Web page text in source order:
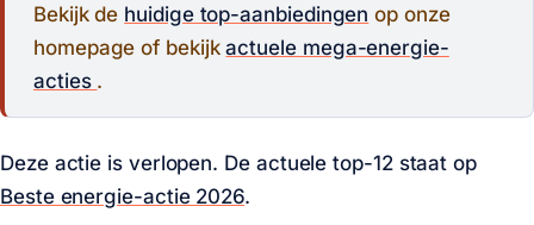
Bekijk de huidige top-aanbiedingen op onze
homepage of bekijkactuele mega-energie-
acties .
Deze actie is verlopen. De actuele top-12 staat op
Beste energie-actie 2026.